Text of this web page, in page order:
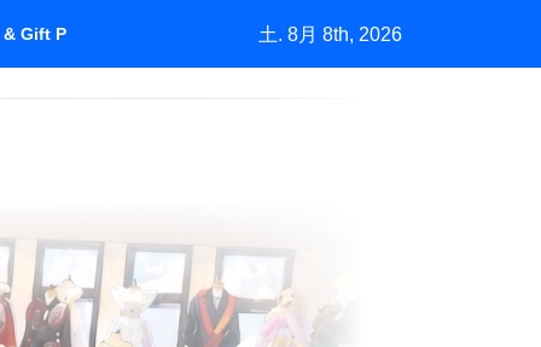
& Gift Purchasing”How Marketing Grows a Market by
土. 8月 8th, 2026